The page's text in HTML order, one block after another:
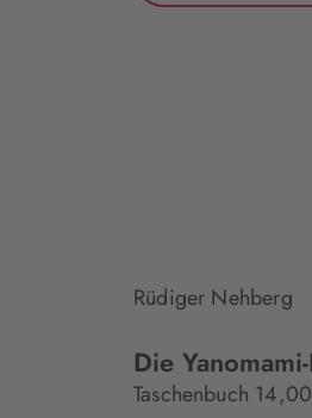
Rüdiger Nehberg
Die
Taschenbuch